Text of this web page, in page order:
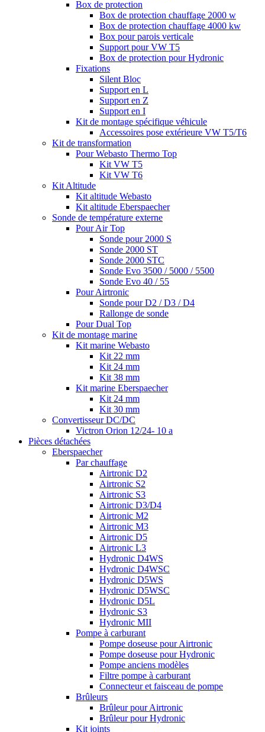
Box de protection
Box de protection chauffage 2000 w
Box de protection chauffage 4000 kw
Box pour parois verticale
Support pour VW T5
Box de protection pour Hydronic
Fixations
Silent Bloc
Support en L
Support en Z
Support en I
Kit de montage spécifique véhicule
Accessoires pose extérieure VW T5/T6
Kit de transformation
Pour Webasto Thermo Top
Kit VW T5
Kit VW T6
Kit Altitude
Kit altitude Webasto
Kit altitude Eberspaecher
Sonde de température externe
Pour Air Top
Sonde pour 2000 S
Sonde 2000 ST
Sonde 2000 STC
Sonde Evo 3500 / 5000 / 5500
Sonde Evo 40 / 55
Pour Airtronic
Sonde pour D2 / D3 / D4
Rallonge de sonde
Pour Dual Top
Kit de montage marine
Kit marine Webasto
Kit 22 mm
Kit 24 mm
Kit 38 mm
Kit marine Eberspaecher
Kit 24 mm
Kit 30 mm
Convertisseur DC/DC
Victron Orion 12/24- 10 a
Pièces détachées
Eberspaecher
Par chauffage
Airtronic D2
Airtronic S2
Airtronic S3
Airtronic D3/D4
Airtronic M2
Airtronic M3
Airtronic D5
Airtronic L3
Hydronic D4WS
Hydronic D4WSC
Hydronic D5WS
Hydronic D5WSC
Hydronic D5L
Hydronic S3
Hydronic MII
Pompe à carburant
Pompe doseuse pour Airtronic
Pompe doseuse pour Hydronic
Pompe anciens modèles
Filtre pompe à carburant
Connecteur et faisceau de pompe
Brûleurs
Brûleur pour Airtronic
Brûleur pour Hydronic
Kit joints